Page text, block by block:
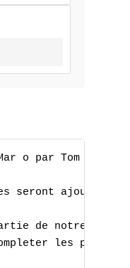
o par Tom Jobim
seront ajoutees
de notre
les